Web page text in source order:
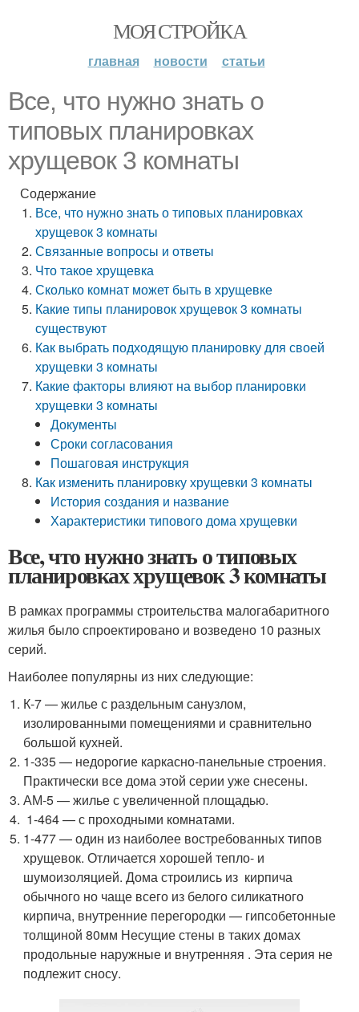
МОЯ СТРОЙКА
главная новости статьи
Все, что нужно знать о
типовых планировках
хрущевок 3 комнаты
Содержание
Все, что нужно знать о типовых планировках
хрущевок 3 комнаты
Связанные вопросы и ответы
Что такое хрущевка
Сколько комнат может быть в хрущевке
Какие типы планировок хрущевок 3 комнаты
существуют
Как выбрать подходящую планировку для своей
хрущевки 3 комнаты
Какие факторы влияют на выбор планировки
хрущевки 3 комнаты
Документы
Сроки согласования
Пошаговая инструкция
Как изменить планировку хрущевки 3 комнаты
История создания и название
Характеристики типового дома хрущевки
Все, что нужно знать о типовых
планировках хрущевок 3 комнаты
В рамках программы строительства малогабаритного
жилья было спроектировано и возведено 10 разных
серий.
Наиболее популярны из них следующие:
К-7 — жилье с раздельным санузлом,
изолированными помещениями и сравнительно
большой кухней.
1-335 — недорогие каркасно-панельные строения.
Практически все дома этой серии уже снесены.
АМ-5 — жилье с увеличенной площадью.
1-464 — с проходными комнатами.
1-477 — один из наиболее востребованных типов
хрущевок. Отличается хорошей тепло- и
шумоизоляцией. Дома строились из кирпича
обычного но чаще всего из белого силикатного
кирпича, внутренние перегородки — гипсобетонные
толщиной 80мм Несущие стены в таких домах
продольные наружные и внутренняя . Эта серия не
подлежит сносу.